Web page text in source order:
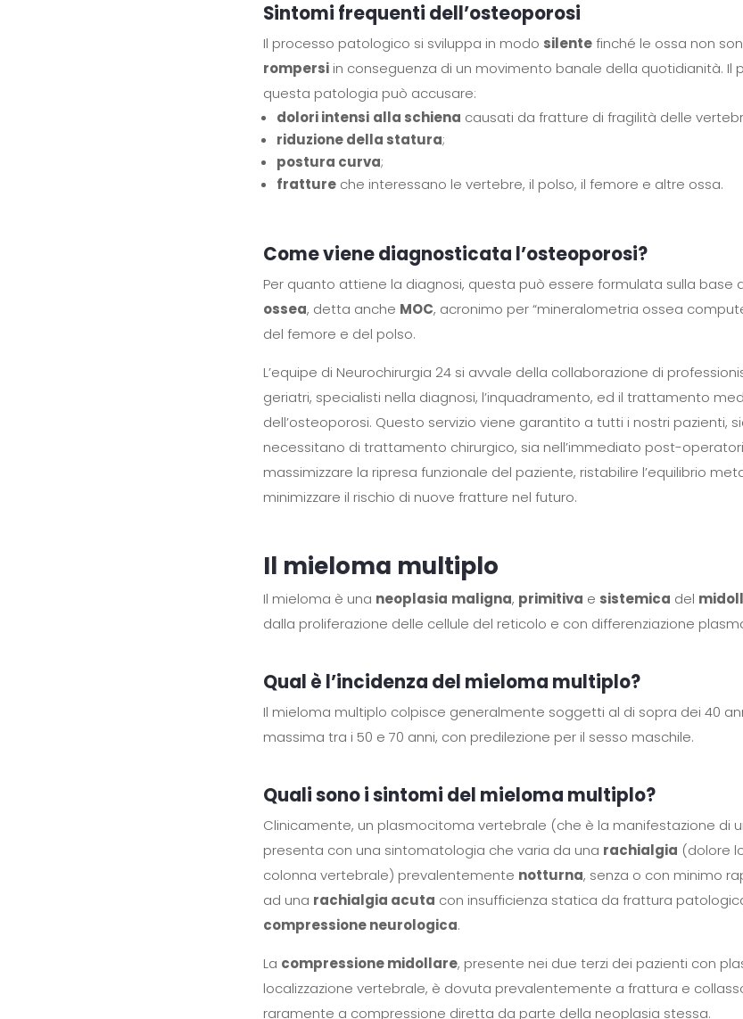
Sintomi frequenti dell’osteoporosi
Il processo patologico si sviluppa in modo silentefinché le ossa non
rompersi in conseguenza di un movimento banale della quotidianità. Il
questa patologia può accusare:
dolori intensi alla schiena causati da fratture di fragilità delle
riduzione della statura;
postura curva;
fratture che interessano le vertebre, il polso, il femore e altre ossa.
Come viene diagnosticata l’osteoporosi?
Per quanto attiene la diagnosi, questa può essere formulata sulla base
ossea, detta anche MOC, acronimo per “mineralometria ossea
del femore e del polso.
L’equipe di Neurochirurgia 24 si avvale della collaborazione di
geriatri, specialisti nella diagnosi, l’inquadramento, ed il trattamento
dell’osteoporosi. Questo servizio viene garantito a tutti i nostri pazienti,
necessitano di trattamento chirurgico, sia nell’immediato post-
massimizzare la ripresa funzionale del paziente, ristabilire l’equilibrio
minimizzare il rischio di nuove fratture nel futuro.
Il mieloma multiplo
Il mieloma è una neoplasia maligna, primitiva e sistemica del
dalla proliferazione delle cellule del reticolo e con differenziazione
Qual è l’incidenza del mieloma multiplo?
Il mieloma multiplo colpisce generalmente soggetti al di sopra dei 40
massima tra i 50 e 70 anni, con predilezione per il sesso maschile.
Quali sono i sintomi del mieloma multiplo?
Clinicamente, un plasmocitoma vertebrale (che è la manifestazione di
presenta con una sintomatologia che varia da una rachialgia (dolore
colonna vertebrale) prevalentemente notturna, senza o con minimo
ad una rachialgia acuta con insufficienza statica da frattura
compressione neurologica.
La compressione midollare, presente nei due terzi dei pazienti con
localizzazione vertebrale, è dovuta prevalentemente a frattura e
raramente a compressione diretta da parte della neoplasia stessa.